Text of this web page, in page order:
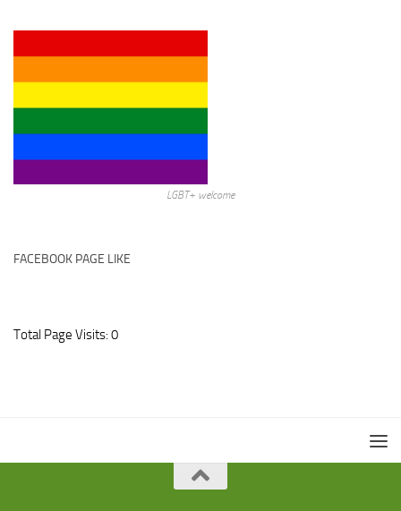
LGBT+ welcome
FACEBOOK PAGE LIKE
Total Page Visits: 0